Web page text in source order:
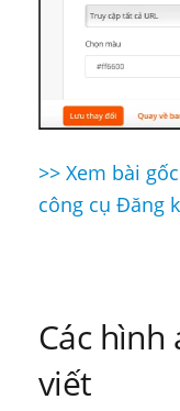
Điều
hướng
viết
>> Xem bài
công cụ Đăng
Các hình
viết